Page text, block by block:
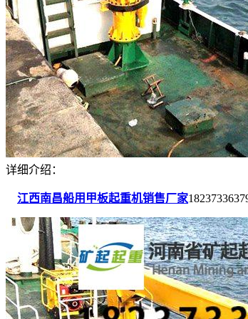
详细介绍：
江西南昌船用甲板起重机销售厂家